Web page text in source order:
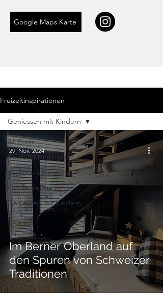
Google Maps Karte
Freizeitinspirationen
All Posts
Ausflugs-Highlights
Reisen mit Kindern
Familienleben
Geniessen mit Kindern
Geniessen mit Kindern
Im Berner Oberland auf
den Spuren von Schweizer
Traditionen
29. Nov. 2024